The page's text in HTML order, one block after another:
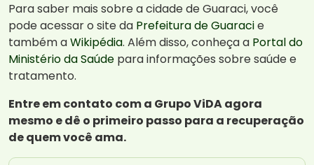
Para saber mais sobre a cidade de Guaraci, você
pode acessar o site da Prefeitura de Guaracie
também aWikipédia. Além disso, conheça a Portal do
Ministério da Saúde para informações sobre saúde e
tratamento.
Entre em contato com a Grupo ViDA agora
mesmo e dê o primeiro passo para a recuperação
de quem você ama.